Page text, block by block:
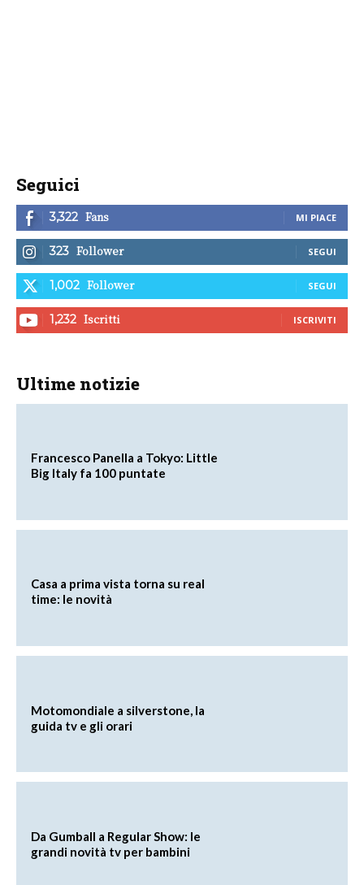
Seguici
3,322 Fans MI PIACE
323 Follower SEGUI
1,002 Follower SEGUI
1,232 Iscritti ISCRIVITI
Ultime notizie
Francesco Panella a Tokyo: Little
Big Italy fa 100 puntate
Casa a prima vista torna su real
time: le novità
Motomondiale a silverstone, la
guida tv e gli orari
Da Gumball a Regular Show: le
grandi novità tv per bambini